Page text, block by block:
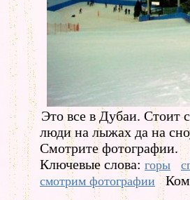
Это все в Дубаи. Стоит
люди на лыжах да на
Смотрите фотографии.
Ключевые слова: горы
смотрим фотографии